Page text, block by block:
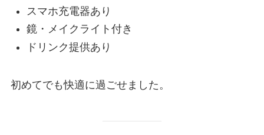
スマホ充電器あり
鏡・メイクライト付き
ドリンク提供あり
初めてでも快適に過ごせました。